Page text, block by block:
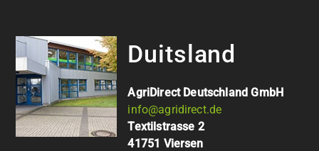
Duitsland
AgriDirect Deutschland GmbH
info@agridirect.de
Textilstrasse 2
41751 Viersen